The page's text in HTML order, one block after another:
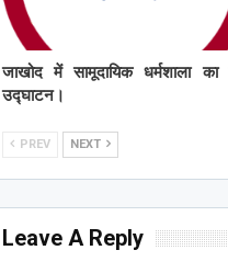
जाखोद में सामूदायिक धर्मशाला
उद्घाटन।
PREV NEXT
Leave A Reply